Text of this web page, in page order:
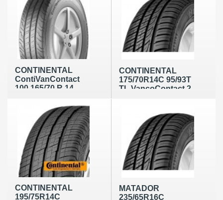
CONTINENTAL
ContiVanContact
100 165/70 R 14
CONTINENTAL
175/70R14C 95/93T
TL VancoContact 2
CONTINENTAL
195/75R14C
MATADOR
235/65R16C